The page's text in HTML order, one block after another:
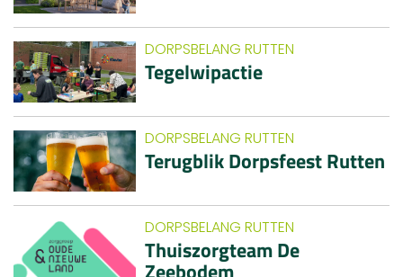
DORPSBELANG RUTTEN
Tegelwipactie
DORPSBELANG RUTTEN
Terugblik Dorpsfeest Rutten
DORPSBELANG RUTTEN
Thuiszorgteam De